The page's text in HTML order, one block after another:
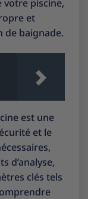
votre piscine,
et
de baignade.
est une
et le
d’analyse,
clés tels